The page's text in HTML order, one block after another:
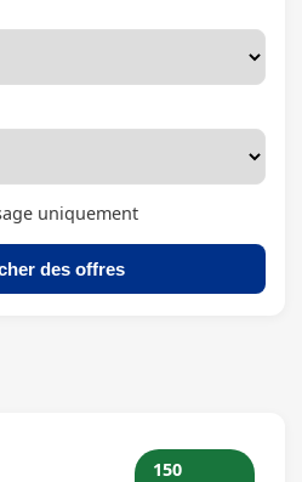
uniquement
des offres
150